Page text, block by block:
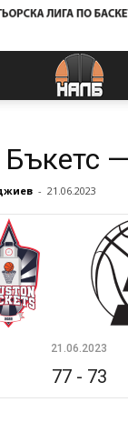
- 21.06.2023
21.06.2023
77- 73